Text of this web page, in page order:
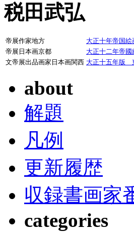
税田武弘
帝展作家地方 大正十年帝国絵
帝展日本画京都
大正十二年帝國
文帝展出品画家日本画関西 大正十五年版
about
解題
凡例
更新履歴
収録書画家
categories